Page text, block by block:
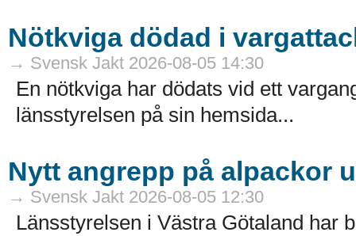
Nötkviga dödad i
→ Svensk Jakt 2026-08-05 14:30
En nötkviga har dödats vid ett
länsstyrelsen på sin hemsida...
Nytt angrepp på alpackor
→ Svensk Jakt 2026-08-05 12:30
Länsstyrelsen i Västra Götaland har